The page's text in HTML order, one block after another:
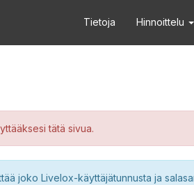
Tietoja Hinnoittelu
tätä sivua.
joko Livelox-käyttäjätunnusta ja